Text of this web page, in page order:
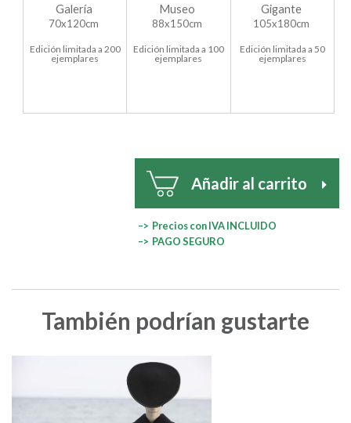
Galería
70x120cm
Edición limitada a 200
ejemplares
Museo
88x150cm
Edición limitada a 100
ejemplares
Gigante
105x180cm
Edición limitada a 50
ejemplares
Añadir al carrito
–> Precios con IVA INCLUIDO
–> PAGO SEGURO
También podrían gustarte